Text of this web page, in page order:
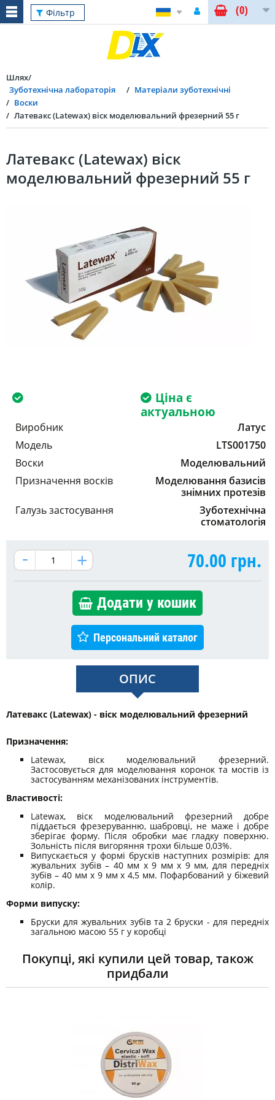
Фільтр (0)
Шлях
Зуботехнічна лабораторія
Матеріали зуботехнічні
Воски
Латевакс (Latewax) віск моделювальний фрезерний 55 г
Латевакс (Latewax) віск
моделювальний фрезерний 55 г
Ціна є
актуальною
Виробник
Латус
Модель
LTS001750
Воски
Моделювальний
Призначення восків
Моделювання базисів
знімних протезів
Галузь застосування
Зуботехнічна
стоматологія
70.00 грн.
Додати у кошик
Персональний каталог
ОПИС
Латевакс (Latewax) - віск моделювальний фрезерний
Призначення:
Latewax, віск моделювальний фрезерний.
Застосовується для моделювання коронок та мостів із
застосуванням механізованих інструментів.
Властивості:
Latewax, віск моделювальний фрезерний добре
піддається фрезеруванню, шабровці, не маже і добре
зберігає форму. Після обробки має гладку поверхню.
Зольність після вигоряння трохи більше 0,03%.
Випускається у формі брусків наступних розмірів: для
жувальних зубів – 40 мм х 9 мм х 9 мм, для передніх
зубів – 40 мм х 9 мм х 4,5 мм. Пофарбований у біжевий
колір.
Форми випуску:
Бруски для жувальних зубів та 2 бруски - для передніх
загальною масою 55 г у коробці
Покупці, які купили цей товар, також
придбали